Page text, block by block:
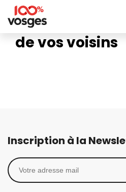
Accueil>
Les actualités
de vos voisins
Inscription à la